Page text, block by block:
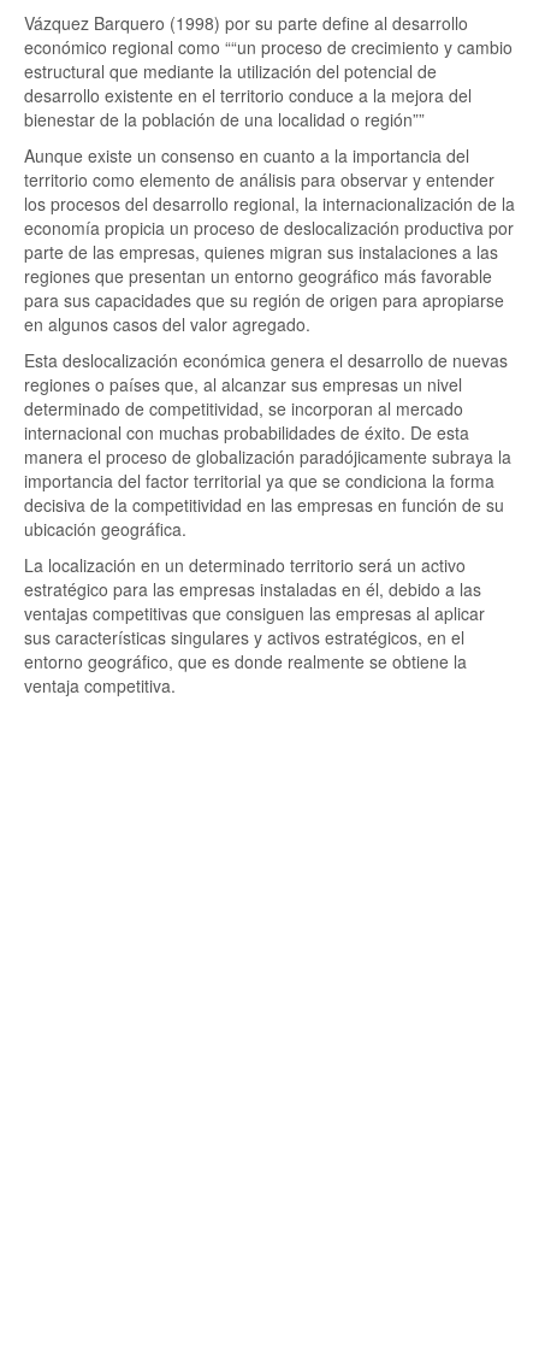
Vázquez Barquero (1998) por su parte define al desarrollo
económico regional como “un proceso de crecimiento y cambio
estructural que mediante la utilización del potencial de
desarrollo existente en el territorio conduce a la mejora del
bienestar de la población de una localidad o región”
Aunque existe un consenso en cuanto a la importancia del
territorio como elemento de análisis para observar y entender
los procesos del desarrollo regional, la internacionalización de la
economía propicia un proceso de deslocalización productiva por
parte de las empresas, quienes migran sus instalaciones a las
regiones que presentan un entorno geográfico más favorable
para sus capacidades que su región de origen para apropiarse
en algunos casos del valor agregado.
Esta deslocalización económica genera el desarrollo de nuevas
regiones o países que, al alcanzar sus empresas un nivel
determinado de competitividad, se incorporan al mercado
internacional con muchas probabilidades de éxito. De esta
manera el proceso de globalización paradójicamente subraya la
importancia del factor territorial ya que se condiciona la forma
decisiva de la competitividad en las empresas en función de su
ubicación geográfica.
La localización en un determinado territorio será un activo
estratégico para las empresas instaladas en él, debido a las
ventajas competitivas que consiguen las empresas al aplicar
sus características singulares y activos estratégicos, en el
entorno geográfico, que es donde realmente se obtiene la
ventaja competitiva.